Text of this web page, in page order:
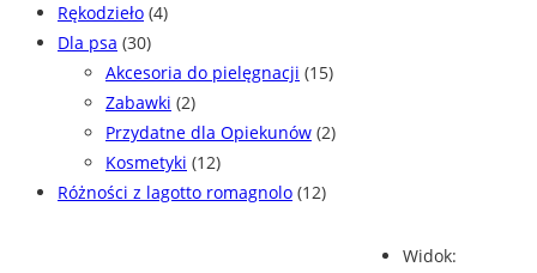
Widok:
Rękodzieło (4)
Dla psa (30)
Akcesoria do pielęgnacji (15)
Zabawki (2)
Przydatne dla Opiekunów (2)
Kosmetyki (12)
Różności z lagotto romagnolo (12)